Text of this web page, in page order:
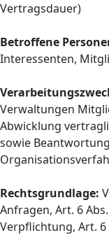
Vertragsdauer)
Betroffene
Interessenten,
Verwaltungen
Abwicklung
sowie
Rechtsgrundlage:
Anfragen, Art. 6
Verpflichtung, Art. 6